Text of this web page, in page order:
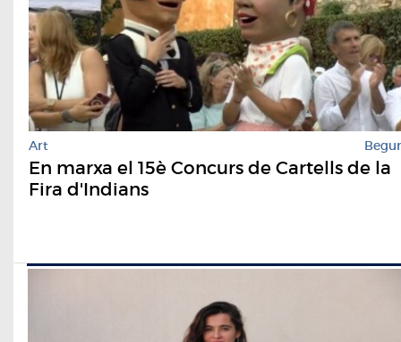
Art Begur
En marxa el 15è Concurs de Cartells de la
Fira d'Indians